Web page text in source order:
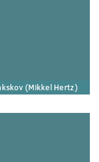
(Mikkel Hertz)